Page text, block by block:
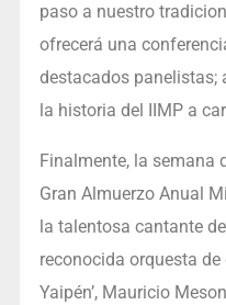
paso a nuestro
ofrecerá una
destacados panelistas;
la historia del IIMP a
Finalmente, la semana
Gran Almuerzo Anual
la talentosa cantante
reconocida orquesta
Yaipén’, Mauricio